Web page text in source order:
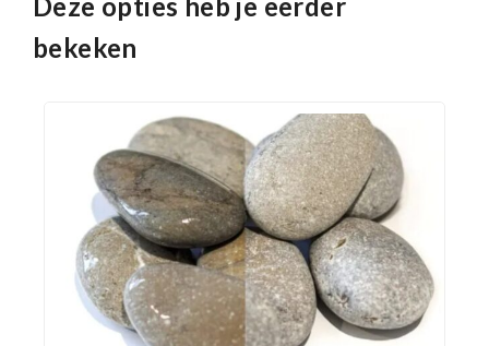
bekeken